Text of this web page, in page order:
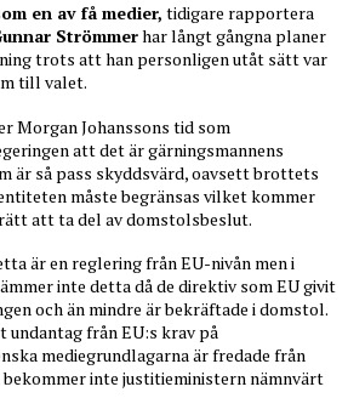
en av få medier, tidigare rapportera
Strömmerhar långt gångna planer
trots att han personligen utåt sätt var
till valet.
Morgan Johanssons tid som
att det är gärningsmannens
är så pass skyddsvärd, oavsett brottets
måste begränsas vilket kommer
att ta del av domstolsbeslut.
är en reglering från EU-nivån men i
inte detta då de direktiv som EU givit
och än mindre är bekräftade i domstol.
undantag från EU:s krav på
mediegrundlagarna är fredade från
inte justitieministern nämnvärt